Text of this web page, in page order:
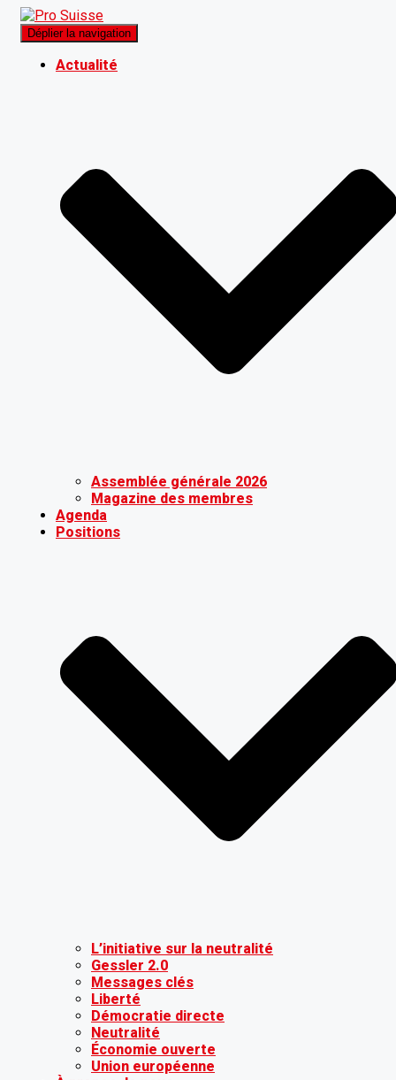
Déplier la navigation
Actualité
Assemblée générale 2026
Magazine des membres
Agenda
Positions
L’initiative sur la neutralité
Gessler 2.0
Messages clés
Liberté
Démocratie directe
Neutralité
Économie ouverte
Union européenne